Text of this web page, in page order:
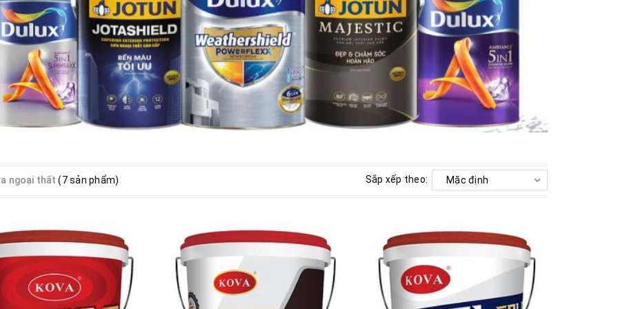
ngoại thất (7 sản phẩm) Sắp xếp theo: